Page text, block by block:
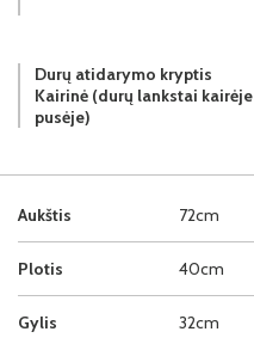
Aukštis 72cm
Plotis 40cm
Gylis 32cm
Durų atidarymo kryptis
Kairinė (durų lankstai kairėje
pusėje)